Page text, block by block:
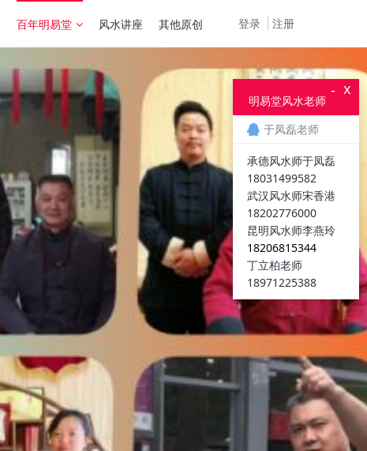
登录 注册
百年明易堂 风水讲座 其他原创
x
-
明易堂风水老师
于凤磊老师
承德风水师于凤磊
18031499582
武汉风水师宋香港
18202776000
昆明风水师李燕玲
18206815344
丁立柏老师
18971225388